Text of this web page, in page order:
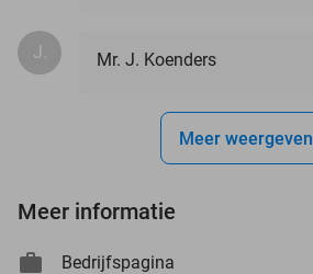
J. Mr. J. Koenders
Meer weergeven
Meer informatie
Bedrijfspagina